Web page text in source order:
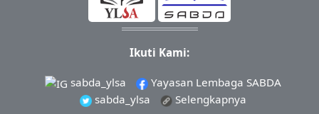
Ikuti Kami:
sabda_ylsa
Yayasan Lembaga SABDA
sabda_ylsa
Selengkapnya